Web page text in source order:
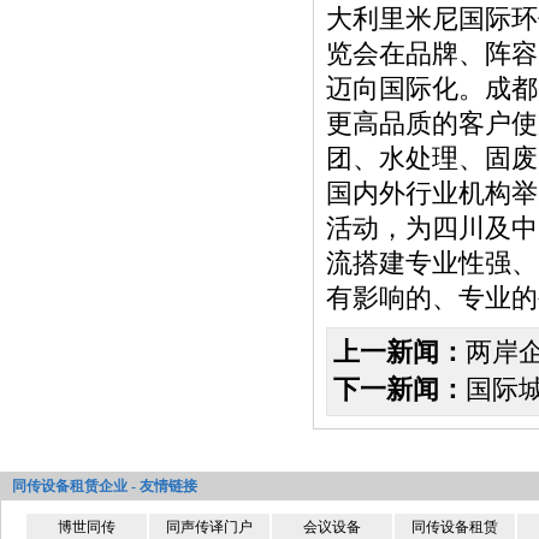
大利里米尼国际
览会在品牌、阵
迈向国际化。成
更高品质的客户
团、水处理、固
国内外行业机构
活动，为四川及
流搭建专业性强
有影响的、专业
上一新闻： 两岸
下一新闻： 国际
同传设备租赁企业 - 友情链接
博世同传 同声传译门户 会议设备 同传设备租赁